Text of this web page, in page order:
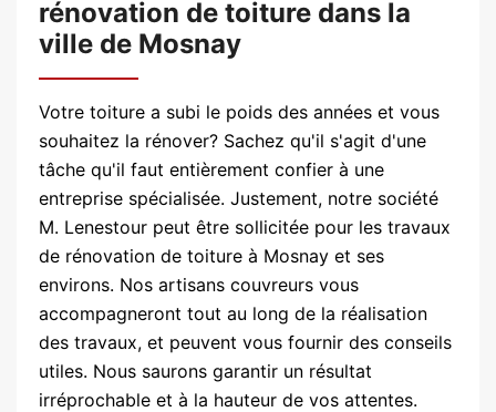
rénovation de toiture dans la
ville de Mosnay
Votre toiture a subi le poids des années et vous
souhaitez la rénover? Sachez qu'il s'agit d'une
tâche qu'il faut entièrement confier à une
entreprise spécialisée. Justement, notre société
M. Lenestour peut être sollicitée pour les travaux
de rénovation de toiture à Mosnay et ses
environs. Nos artisans couvreurs vous
accompagneront tout au long de la réalisation
des travaux, et peuvent vous fournir des conseils
utiles. Nous saurons garantir un résultat
irréprochable et à la hauteur de vos attentes.